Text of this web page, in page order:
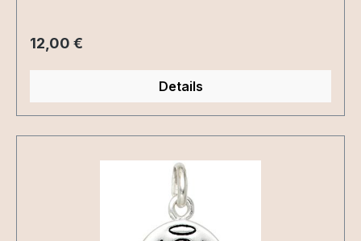
Regulärer Preis:
12,00 €
Details